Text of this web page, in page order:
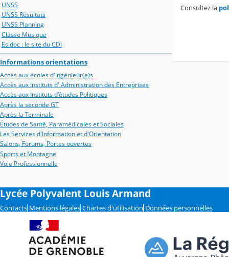
UNSS
UNSS Résultats
UNSS Planning
Classe Musique
Esidoc : le site du CDI
Informations orientations
Accès aux écoles d'Ingénieur(e)s
Accès aux Instituts d' Administration des Entreprises
Accès aux Instituts d'études Politiques
Après la seconde GT
Après la Terminale
Études de Santé, Paramédicales et Sociales
Les Services d'Information et d'Orientation
Salons, Forums, Portes ouvertes
Sports et Montagne
Voie Professionnelle
Consultez la
Lycée Polyvalent Louis Armand
Contacts Mentions légales Chartes d'utilisation Données personnelles